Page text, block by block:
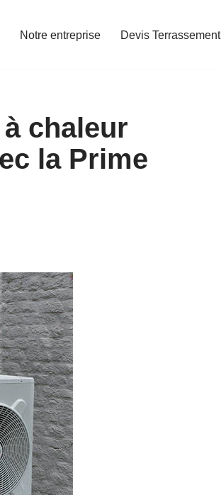
Notre entreprise Devis Terrassement
chaleur
la Prime